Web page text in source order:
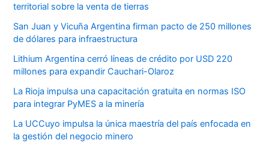
territorial sobre la venta de tierras
San Juan y Vicuña Argentina firman pacto de 250 millones
de dólares para infraestructura
Lithium Argentina cerró líneas de crédito por USD 220
millones para expandir Cauchari-Olaroz
La Rioja impulsa una capacitación gratuita en normas ISO
para integrar PyMES a la minería
La UCCuyo impulsa la única maestría del país enfocada en
la gestión del negocio minero